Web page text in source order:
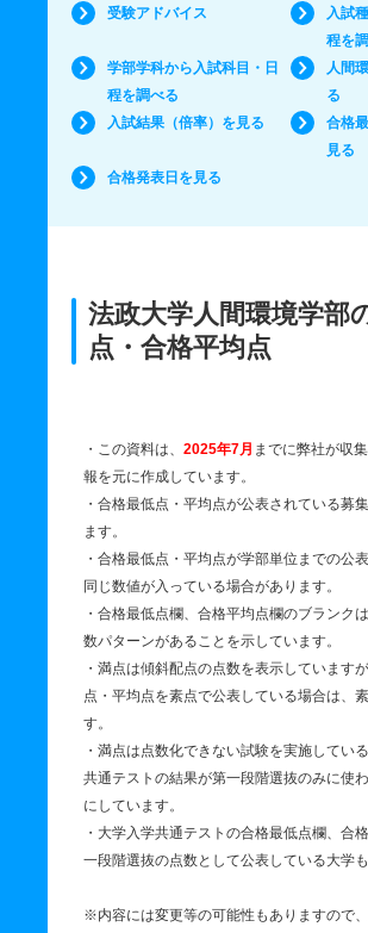
受験アドバイス
入試
程を
学部学科から入試科目・日
程を調べる
人間
る
入試結果（倍率）を見る
合格
見る
合格発表日を見る
法政大学人間環境学部
点・合格平均点
・この資料は、 2025年7月 までに弊社が収
報を元に作成しています。
・合格最低点・平均点が公表されている募
ます。
・合格最低点・平均点が学部単位までの公
同じ数値が入っている場合があります。
・合格最低点欄、合格平均点欄のブランク
数パターンがあることを示しています。
・満点は傾斜配点の点数を表示しています
点・平均点を素点で公表している場合は、
す。
・満点は点数化できない試験を実施してい
共通テストの結果が第一段階選抜のみに使
にしています。
・大学入学共通テストの合格最低点欄、合
一段階選抜の点数として公表している大学も
※内容には変更等の可能性もありますので